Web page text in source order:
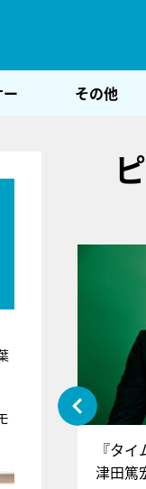
その他
ンタ
『タ
津田